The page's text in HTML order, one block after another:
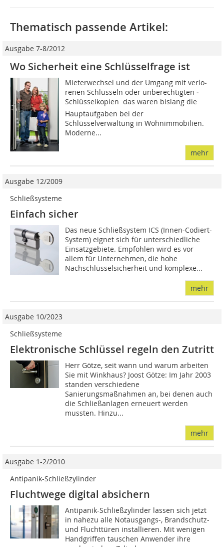
Thematisch passende Artikel:
Ausgabe 7-8/2012
Wo Sicherheit eine Schlüsselfrage ist
Mieterwechsel und der Umgang mit verlo­
renen Schlüsseln oder unberechtigten ­
Schlüsselkopien  das waren bislang die
Hauptaufgaben bei der
Schlüsselverwaltung in Wohnimmobilien.
Moderne...
mehr
Ausgabe 12/2009
Schließsysteme
Einfach sicher
Das neue Schließsystem ICS (Innen-Codiert-
System) eignet sich für unterschiedliche
Einsatzgebiete. Empfohlen wird es vor
allem für Unternehmen, die hohe
Nachschlüsselsicherheit und komplexe...
mehr
Ausgabe 10/2023
Schließsysteme
Elektronische Schlüssel regeln den Zutritt
Herr Götze, seit wann und warum arbeiten
Sie mit Winkhaus? Joost Götze: Im Jahr 2003
standen verschiedene
Sanierungsmaßnahmen an, bei denen auch
die Schließanlagen erneuert werden
mussten. Hinzu...
mehr
Ausgabe 1-2/2010
Antipanik-Schließzylinder
Fluchtwege digital absichern
Antipanik-Schließzylinder lassen sich jetzt
in nahezu alle Notausgangs-, Brandschutz-
und Fluchttüren installieren. Mit wenigen
Handgriffen tauschen Anwender ihre